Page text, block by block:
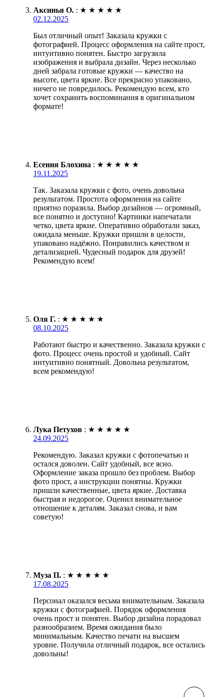
Аксинья О. : ★ ★ ★ ★ ★
02.12.2025
Был отличный опыт! Заказала кружки с
фотографией. Процесс оформления на сайте прост,
интуитивно понятен. Быстро загрузила
изображения и выбрала дизайн. Через несколько
дней забрала готовые кружки — качество на
высоте, цвета яркие. Все прекрасно упаковано,
ничего не повредилось. Рекомендую всем, кто
хочет сохранить воспоминания в оригинальном
формате!
Есения Блохина : ★ ★ ★ ★ ★
19.11.2025
Так. Заказала кружки с фото, очень довольна
результатом. Простота оформления на сайте
приятно поразила. Выбор дизайнов — огромный,
все понятно и доступно! Картинки напечатали
четко, цвета яркие. Оперативно обработали заказ,
ожидала меньше. Кружки пришли в целости,
упаковано надёжно. Понравились качеством и
детализацией. Чудесный подарок для друзей!
Рекомендую всем!
Оля Г. : ★ ★ ★ ★ ★
08.10.2025
Работают быстро и качественно. Заказала кружки с
фото. Процесс очень простой и удобный. Сайт
интуитивно понятный. Довольна результатом,
всем рекомендую!
Лука Петухов : ★ ★ ★ ★ ★
24.09.2025
Рекомендую. Заказал кружки с фотопечатью и
остался доволен. Сайт удобный, все ясно.
Оформление заказа прошло без проблем. Выбор
фото прост, а инструкции понятны. Кружки
пришли качественные, цвета яркие. Доставка
быстрая и недорогое. Оценил внимательное
отношение к деталям. Заказал снова, и вам
советую!
Муза П. : ★ ★ ★ ★ ★
17.08.2025
Персонал оказался весьма внимательным. Заказала
кружки с фотографией. Порядок оформления
очень прост и понятен. Выбор дизайна порадовал
разнообразием. Время ожидания было
минимальным. Качество печати на высшем
уровне. Получила отличный подарок, все остались
довольны!